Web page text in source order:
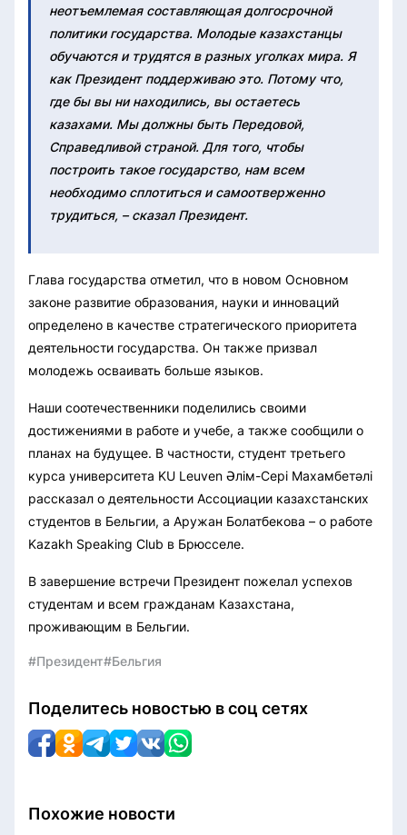
неотъемлемая составляющая долгосрочной
политики государства. Молодые казахстанцы
обучаются и трудятся в разных уголках мира. Я
как Президент поддерживаю это. Потому что,
где бы вы ни находились, вы остаетесь
казахами. Мы должны быть Передовой,
Справедливой страной. Для того, чтобы
построить такое государство, нам всем
необходимо сплотиться и самоотверженно
трудиться, – сказал Президент.
Глава государства отметил, что в новом Основном
законе развитие образования, науки и инноваций
определено в качестве стратегического приоритета
деятельности государства. Он также призвал
молодежь осваивать больше языков.
Наши соотечественники поделились своими
достижениями в работе и учебе, а также сообщили о
планах на будущее. В частности, студент третьего
курса университета KU Leuven Әлім-Сері Махамбетәлі
рассказал о деятельности Ассоциации казахстанских
студентов в Бельгии, а Аружан Болатбекова – о работе
Kazakh Speaking Club в Брюсселе.
В завершение встречи Президент пожелал успехов
студентам и всем гражданам Казахстана,
проживающим в Бельгии.
#Президент#Бельгия
Поделитесь новостью в соц сетях
Похожие новости